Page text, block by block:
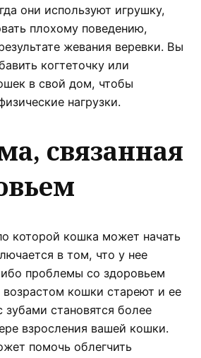
они используют игрушку,
плохому поведению,
жевания веревки. Вы
когтеточку или
в свой дом, чтобы
нагрузки.
связанная
которой кошка может начать
в том, что у нее
проблемы со здоровьем
кошки стареют и ее
становятся более
взросления вашей кошки.
помочь облегчить